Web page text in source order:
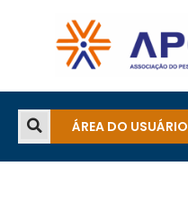
ÁREA DO USUÁRIO